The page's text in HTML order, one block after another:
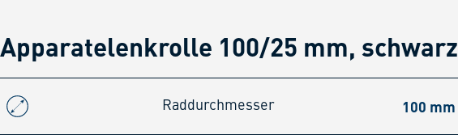
Apparatelenkrolle 100/25 mm, schwarz
Raddurchmesser 100 mm